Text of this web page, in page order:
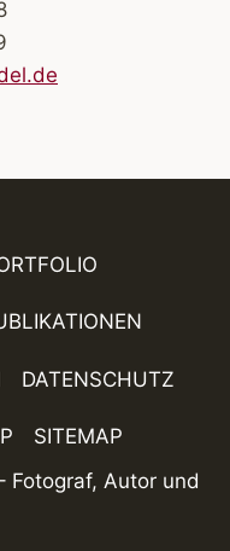
DATENSCHUTZ
SITEMAP
Fotograf, Autor und